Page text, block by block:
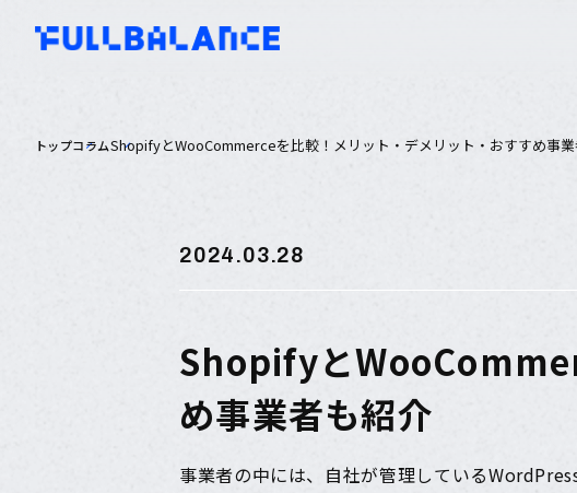
トップコラムShopifyとWooCommerceを比較！メリット・デメリット・おすすめ事
2024.03.28
Shopifyと
め事業者も紹介
事業者の中には、自社が管理している